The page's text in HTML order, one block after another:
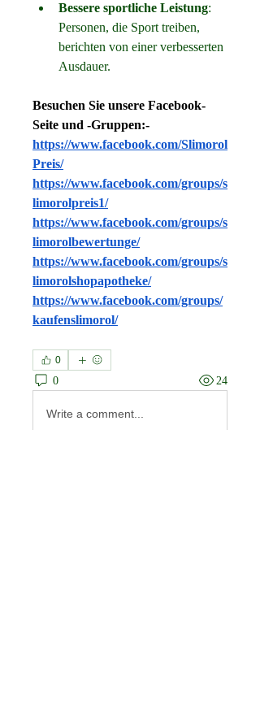
Bessere sportliche Leistung:
Personen, die Sport treiben,
berichten von einer verbesserten
Ausdauer.
Besuchen Sie unsere Facebook-
Seite und -Gruppen:-
https://www.facebook.com/Slimorol
Preis/
https://www.facebook.com/groups/s
limorolpreis1/
https://www.facebook.com/groups/s
limorolbewertunge/
https://www.facebook.com/groups/s
limorolshopapotheke/
https://www.facebook.com/groups/
kaufenslimorol/
0
0 24
Write a comment...